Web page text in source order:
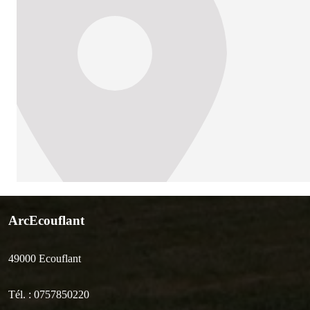
ArcEcouflant
49000 Ecouflant
Tél. : 0757850220